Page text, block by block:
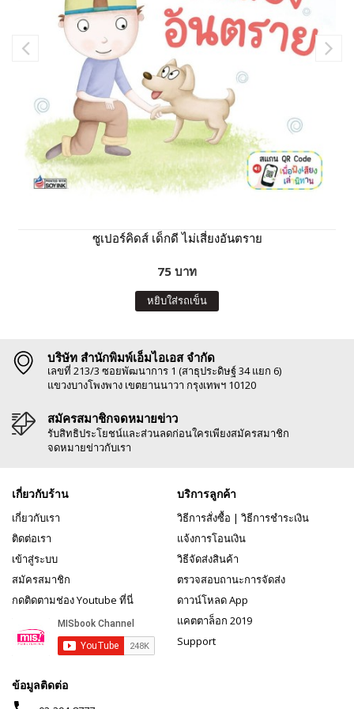
ซูเปอร์คิดส์ เด็กดี ไม่เสี่ยงอันตราย
75 บาท
หยิบใส่รถเข็น
บริษัท สำนักพิมพ์เอ็มไอเอส จำกัด
เลขที่ 213/3 ซอยพัฒนาการ 1 (สาธุประดิษฐ์ 34 แยก 6)
แขวงบางโพงพาง เขตยานนาวา กรุงเทพฯ 10120
สมัครสมาชิกจดหมายข่าว
รับสิทธิประโยชน์และส่วนลดก่อนใครเพียงสมัครสมาชิก
จดหมายข่าวกับเรา
เกี่ยวกับร้าน
เกี่ยวกับเรา
ติดต่อเรา
เข้าสู่ระบบ
สมัครสมาชิก
กดติดตามช่อง Youtube ที่นี่
บริการลูกค้า
วิธีการสั่งซื้อ | วิธีการชำระเงิน
แจ้งการโอนเงิน
วิธีจัดส่งสินค้า
ตรวจสอบถานะการจัดส่ง
ดาวน์โหลด App
แคตตาล็อก 2019
Support
ข้อมูลติดต่อ